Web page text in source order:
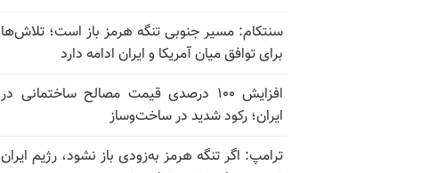
سنتکام: مسیر جنوبی تنگه هرمز باز است؛ تلاش‌ها
برای توافق میان آمریکا و ایران ادامه دارد
افزایش ۱۰۰ درصدی قیمت مصالح ساختمانی در
ایران؛ رکود شدید در ساخت‌وساز
ترامپ: اگر تنگه هرمز به‌زودی باز نشود، رژیم ایران